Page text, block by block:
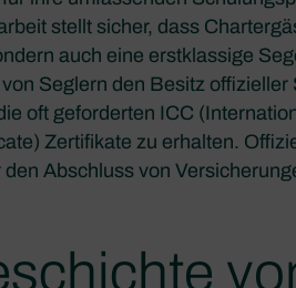
stellt sicher, dass
auch eine erstklassige
Seglern den Besitz
oft geforderten ICC
Zertifikate zu erhalten.
Abschluss von